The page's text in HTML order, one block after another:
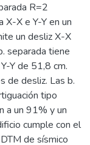
R=2
X-X e Y-Y en un
un desliz X-X
separada tiene
Y de 51,8 cm.
de desliz. Las b.
tipo
a un 91% y un
cumple con el
de sísmico